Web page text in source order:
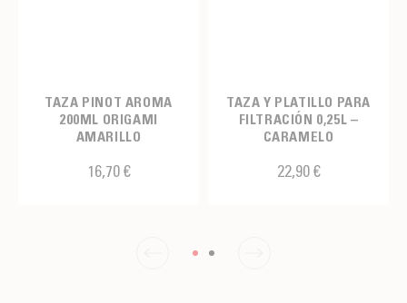
TAZA PINOT AROMA
200ML ORIGAMI
AMARILLO
16,70 €
TAZA Y PLATILLO PARA
FILTRACIÓN 0,25L –
CARAMELO
22,90 €